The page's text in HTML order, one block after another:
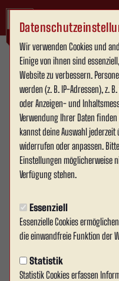
Wir verwenden Cookies und
Einige von ihnen sind
Website zu verbessern.
werden (z. B. IP-Adressen), z.
oder Anzeigen- und
Verwendung Ihrer Daten
kannst deine Auswahl jederzeit
widerrufen oder anpassen.
Einstellungen möglicherweise
Verfügung stehen.
Essenziell
Essenzielle Cookies
die einwandfreie Funktion der
Statistik
Statistik Cookies erfassen
RWA.TV - INSIGHTS
Dienstag, 22.04.2025 11:57 Uhr
Spieltagsvlog
(H)
Das Video wird erst nach